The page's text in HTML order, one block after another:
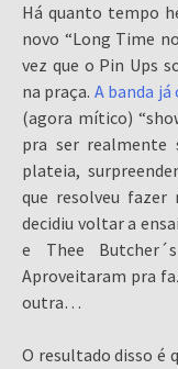
Há quanto tempo
novo “Long Time
vez que o Pin Ups
na praça. A banda
(agora mítico)
pra ser realmente
plateia,
que resolveu fazer
decidiu voltar a
e Thee
Aproveitaram pra
outra…
O resultado disso é